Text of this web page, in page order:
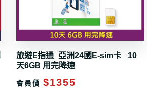
旅遊E指通_亞洲24國E-sim卡_ 10
天6GB 用完降速
會員價 $1355